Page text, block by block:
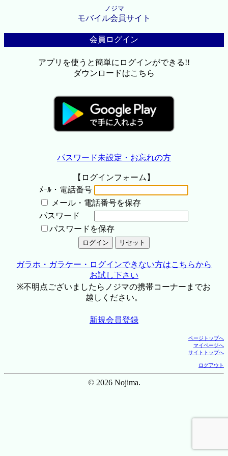
ノジマ
モバイル会員サイト
会員ログイン
アプリを使うと簡単にログインができる!!
ダウンロードはこちら
パスワード未設定・お忘れの方
【ログインフォーム】
ﾒｰﾙ・電話番号
メール・電話番号を保存
パスワード
パスワードを保存
ガラホ・ガラケー・ログインできない方はこちらから
お試し下さい
※不明点ございましたらノジマの携帯コーナーまでお
越しください。
新規会員登録
ページトップへ
マイページへ
サイトトップへ
ログアウト
© 2026 Nojima.